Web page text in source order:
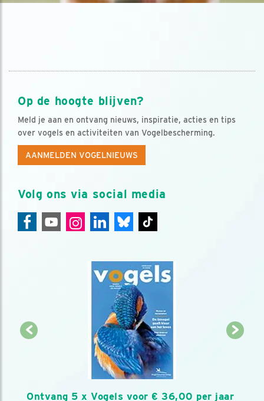
Op de hoogte blijven?
Meld je aan en ontvang nieuws, inspiratie, acties en tips
over vogels en activiteiten van Vogelbescherming.
AANMELDEN VOGELNIEUWS
Volg ons via social media
Ontvang 5 x Vogels voor € 36,00 per jaar